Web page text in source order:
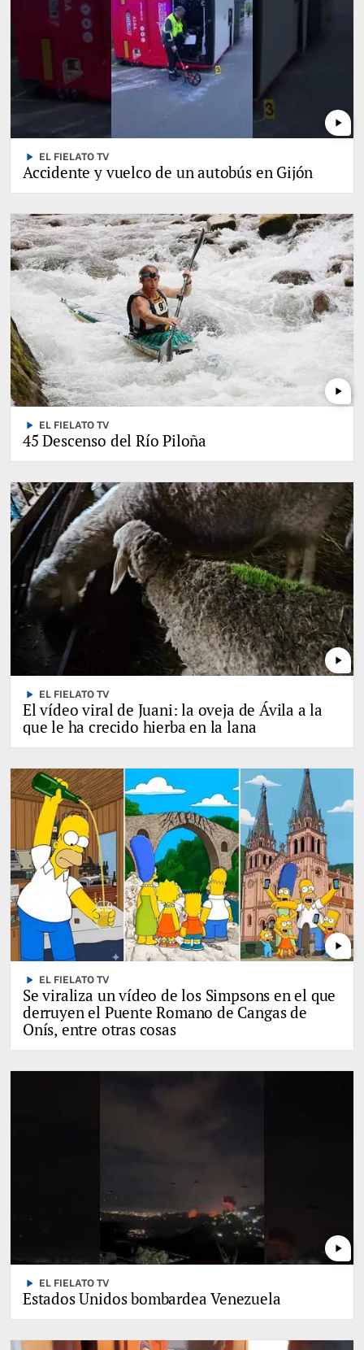
play_arrow
play_arrow EL FIELATO TV
Accidente y vuelco de un autobús en Gijón
play_arrow
play_arrow EL FIELATO TV
45 Descenso del Río Piloña
play_arrow
play_arrow EL FIELATO TV
El vídeo viral de Juani: la oveja de Ávila a la
que le ha crecido hierba en la lana
play_arrow
play_arrow EL FIELATO TV
Se viraliza un vídeo de los Simpsons en el que
derruyen el Puente Romano de Cangas de
Onís, entre otras cosas
play_arrow
play_arrow EL FIELATO TV
Estados Unidos bombardea Venezuela